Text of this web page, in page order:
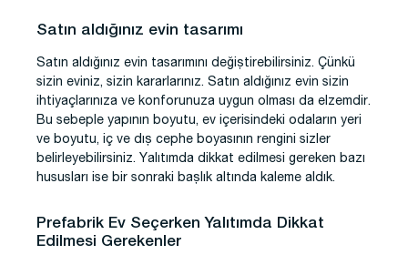
Satın aldığınız evin tasarımı
Satın aldığınız evin tasarımını değiştirebilirsiniz. Çünkü
sizin eviniz, sizin kararlarınız. Satın aldığınız evin sizin
ihtiyaçlarınıza ve konforunuza uygun olması da elzemdir.
Bu sebeple yapının boyutu, ev içerisindeki odaların yeri
ve boyutu, iç ve dış cephe boyasının rengini sizler
belirleyebilirsiniz. Yalıtımda dikkat edilmesi gereken bazı
hususları ise bir sonraki başlık altında kaleme aldık.
Prefabrik Ev Seçerken Yalıtımda Dikkat
Edilmesi Gerekenler